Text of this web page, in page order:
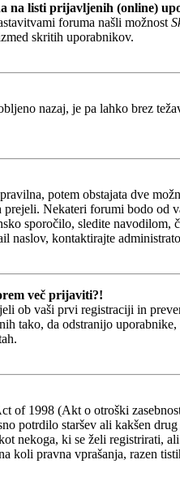
na listi prijavljenih (online)
foruma našli možnost
skritih uporabnikov.
nazaj, je pa lahko brez
potem obstajata dve
Nekateri forumi bodo od
sporočilo, sledite
naslov, kontaktirajte
več prijaviti?!
ob vaši prvi registraciji in
tako, da odstranijo
of 1998 (Akt o otroški
potrdilo staršev ali kakšen
nekoga, ki se želi registrirati,
koli pravna vprašanja, razen